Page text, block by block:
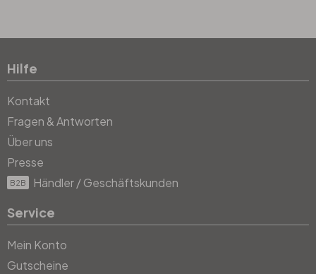
Hilfe
Kontakt
Fragen & Antworten
Über uns
Presse
B2B Händler / Geschäftskunden
Service
Mein Konto
Gutscheine